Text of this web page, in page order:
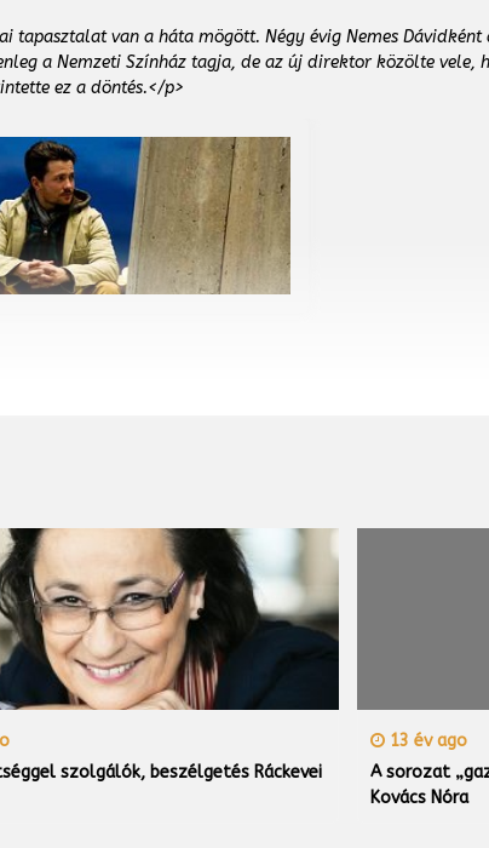
tapasztalat van a háta mögött. Négy évig Nemes
a Nemzeti Színház tagja, de az új direktor közölte
ez a döntés.</p>
szolgálók, beszélgetés Ráckevei
13 év ago
A sorozat
Kovács Nóra